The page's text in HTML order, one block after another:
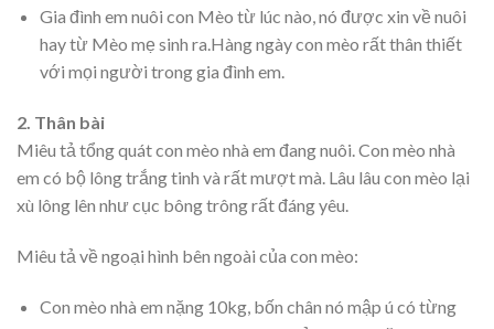
Gia đình em nuôi con Mèo từ lúc nào, nó được xin về nuôi
hay từ Mèo mẹ sinh ra.Hàng ngày con mèo rất thân thiết
với mọi người trong gia đình em.
2. Thân bài
Miêu tả tổng quát con mèo nhà em đang nuôi. Con mèo nhà
em có bộ lông trắng tinh và rất mượt mà. Lâu lâu con mèo lại
xù lông lên như cục bông trông rất đáng yêu.
Miêu tả về ngoại hình bên ngoài của con mèo:
Con mèo nhà em nặng 10kg, bốn chân nó mập ú có từng